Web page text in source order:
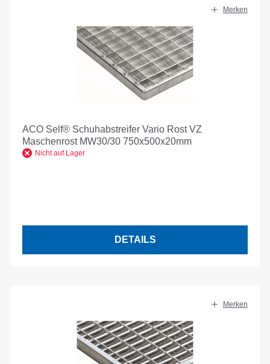
Merken
ACO Self® Schuhabstreifer Vario Rost VZ
Maschenrost MW30/30 750x500x20mm
Nicht auf Lager
DETAILS
Merken